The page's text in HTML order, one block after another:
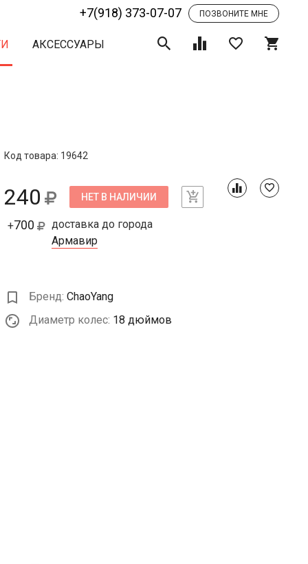
+7(918) 373-07-07 ПОЗВОНИТЕ МНЕ
АКСЕССУАРЫ
Код товара: 19642
240 НЕТ В НАЛИЧИИ
+700
доставка до города
Армавир
Бренд: ChaoYang
Диаметр колес: 18 дюймов